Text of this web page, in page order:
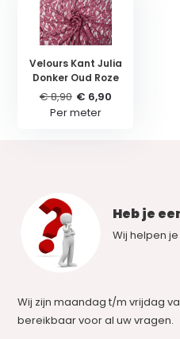
Velours Kant Julia
Donker Oud Roze
€ 8,90 € 6,90
Per meter
Heb je
Wij helpen
Wij zijn maandag t/m vrijdag
bereikbaar voor al uw vragen.